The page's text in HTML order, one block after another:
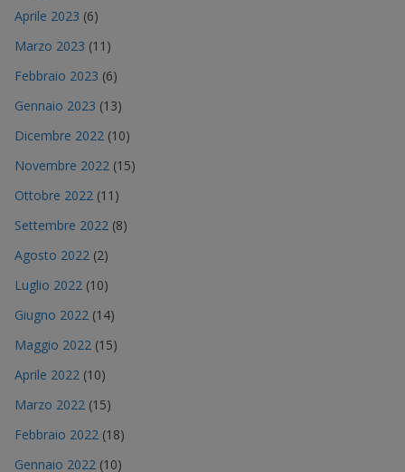
Aprile 2023 (6)
Marzo 2023 (11)
Febbraio 2023 (6)
Gennaio 2023 (13)
Dicembre 2022 (10)
Novembre 2022 (15)
Ottobre 2022 (11)
Settembre 2022 (8)
Agosto 2022 (2)
Luglio 2022 (10)
Giugno 2022 (14)
Maggio 2022 (15)
Aprile 2022 (10)
Marzo 2022 (15)
Febbraio 2022 (18)
Gennaio 2022 (10)